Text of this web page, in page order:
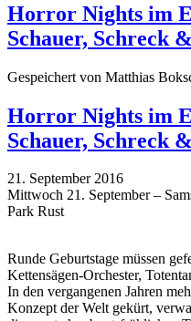
Horror Nights im
Schauer, Schreck
Gespeichert von Matthias
Horror Nights im
Schauer, Schreck
21. September 2016
Mittwoch 21. September –
Park Rust
Runde Geburtstage müssen
Kettensägen-Orchester,
In den vergangenen Jahren
Konzept der Welt gekürt,